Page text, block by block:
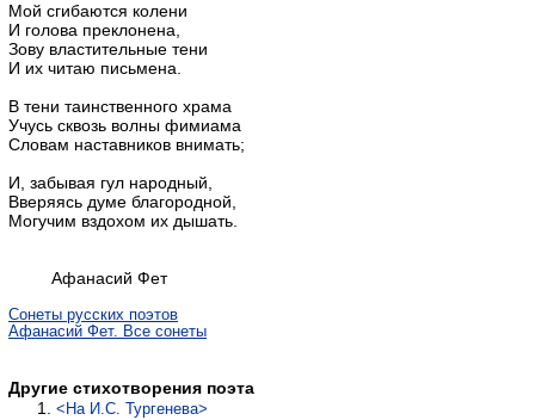
Рейтинг стихотворений
Мой сгибаются колени
И голова преклонена,
Зову властительные тени
И их читаю письмена.
В тени таинственного храма
Учусь сквозь волны фимиама
Словам наставников внимать;
И, забывая гул народный,
Вверяясь думе благородной,
Могучим вздохом их дышать.
Афанасий Фет
Сонеты русских поэтов
Афанасий Фет. Все сонеты
Другие стихотворения поэта
<На И.С. Тургенева>